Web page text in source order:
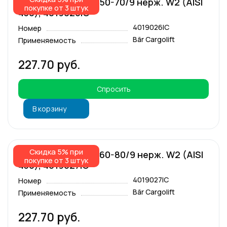
покупке от 3 штук
430), 4019026IC
Номер
4019026IC
Применяемость
Bär Cargolift
227.70 руб.
Спросить
В корзину
Скидка 5% при
покупке от 3 штук
Хомут червячный 60-80/9 нерж. W2 (AISI
430), 4019027IC
Номер
4019027IC
Применяемость
Bär Cargolift
227.70 руб.